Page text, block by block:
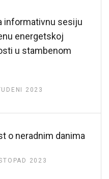
informativnu sesiju
energetskoj
u stambenom
2023
o neradnim danima
2023